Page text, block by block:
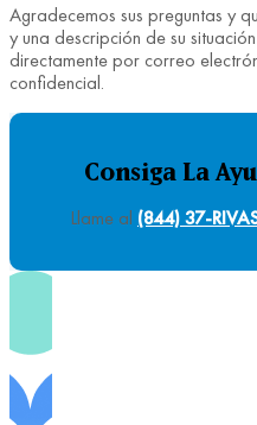
Agradecemos sus preguntas y
y una descripción de su
directamente por correo
confidencial.
Consiga La
Llame al (844) 37-